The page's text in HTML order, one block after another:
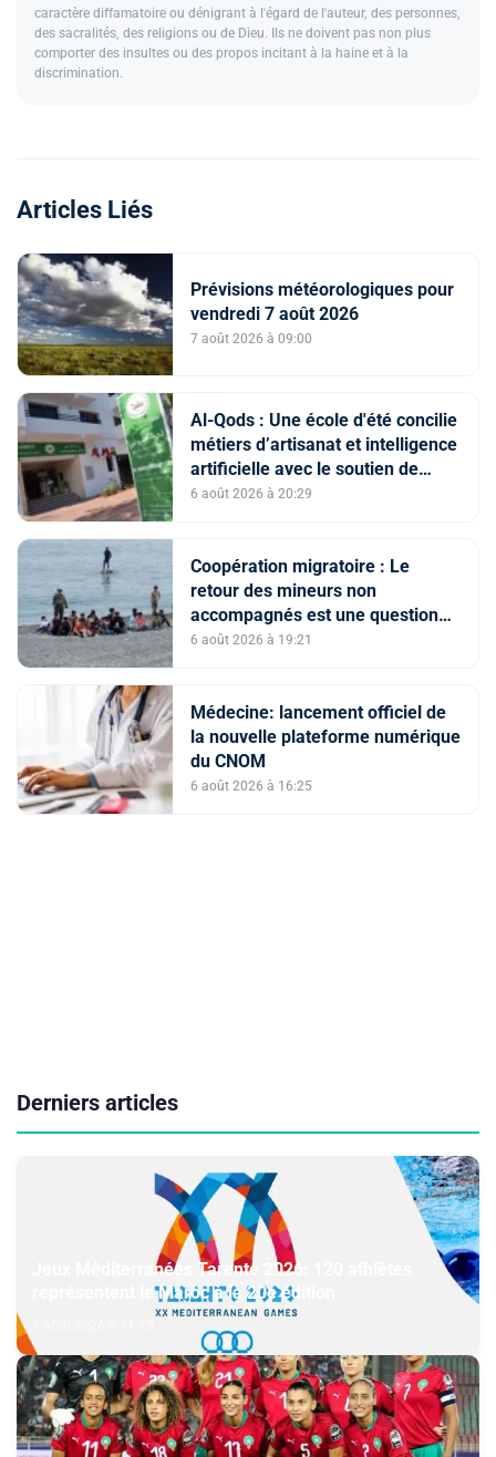
caractère diffamatoire ou dénigrant à l'égard de l'auteur, des personnes,
des sacralités, des religions ou de Dieu. Ils ne doivent pas non plus
comporter des insultes ou des propos incitant à la haine et à la
discrimination.
Articles Liés
Prévisions météorologiques pour
vendredi 7 août 2026
7 août 2026 à 09:00
Al-Qods : Une école d'été concilie
métiers d’artisanat et intelligence
artificielle avec le soutien de
l'Agence Bayt Mal Al-Qods
6 août 2026 à 20:29
Coopération migratoire : Le
retour des mineurs non
accompagnés est une question
de principe basée sur les Hautes
6 août 2026 à 19:21
Médecine: lancement officiel de
la nouvelle plateforme numérique
du CNOM
6 août 2026 à 16:25
Derniers articles
Jeux Méditerranées Tarente 2026: 120 athlètes
représentent le Maroc à la 20e édition